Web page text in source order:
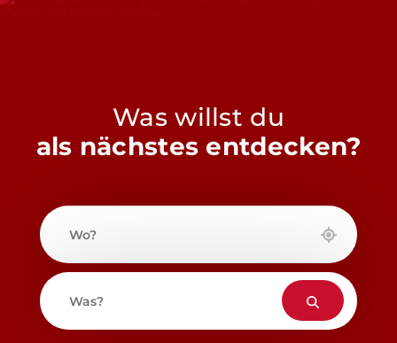
Was willst du
als nächstes entdecken?
Wo?
Was?